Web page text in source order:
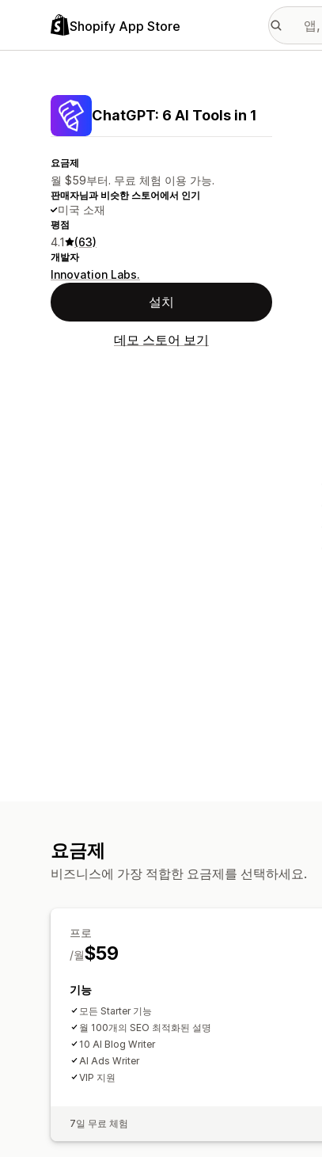
Shopify App Store
ChatGPT: 6 AI Tools in 1
요금제
월 $59부터. 무료 체험 이용 가능.
판매자님과 비슷한 스토어에서 인기
미국 소재
평점
4.1 (63)
개발자
Innovation Labs.
설치
데모 스토어 보기
요금제
비즈니스에 가장 적합한 요금제를 선택하세요.
프로
$59
/월
기능
모든 Starter 기능
월 100개의 SEO 최적화된 설명
10 AI Blog Writer
AI Ads Writer
VIP 지원
7일 무료 체험